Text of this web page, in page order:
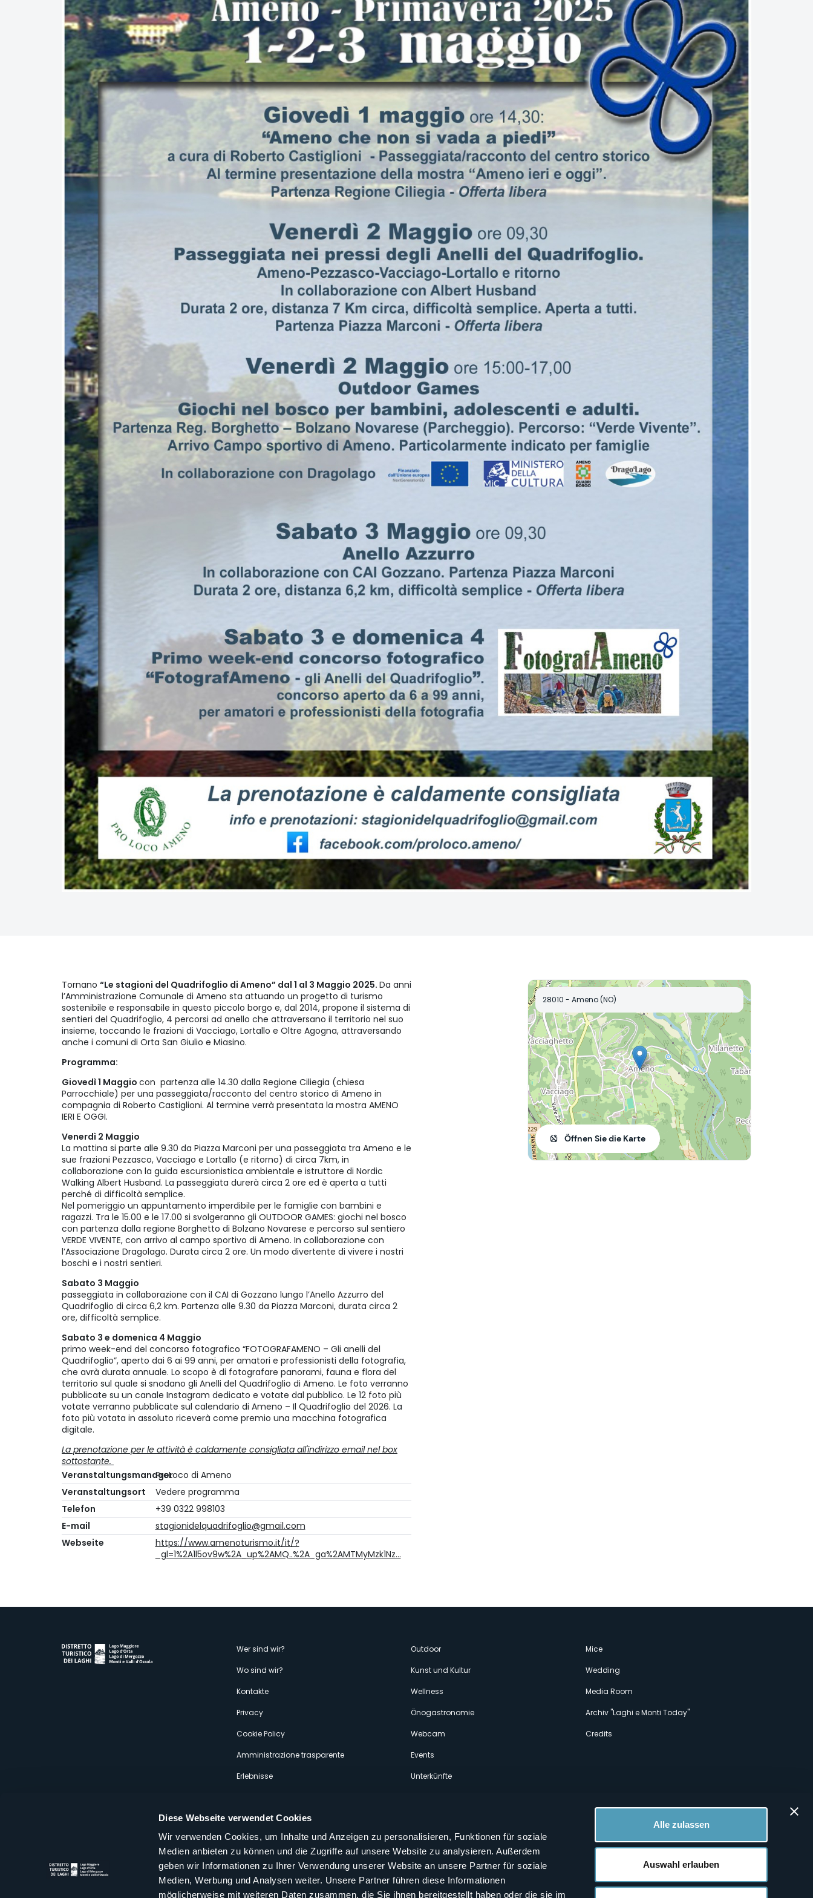
Diese Webseite verwendet Cookies
Wir verwenden Cookies, um Inhalte und Anzeigen zu personalisieren, Funktionen für soziale
Medien anbieten zu können und die Zugriffe auf unsere Website zu analysieren. Außerdem
geben wir Informationen zu Ihrer Verwendung unserer Website an unsere Partner für soziale
Medien, Werbung und Analysen weiter. Unsere Partner führen diese Informationen
möglicherweise mit weiteren Daten zusammen, die Sie ihnen bereitgestellt haben oder die sie im
Alle zulassen
Auswahl erlauben
Tornano “Le stagioni del Quadrifoglio di Ameno” dal 1 al 3 Maggio 2025. Da anni
l’Amministrazione Comunale di Ameno sta attuando un progetto di turismo
sostenibile e responsabile in questo piccolo borgo e, dal 2014, propone il sistema di
sentieri del Quadrifoglio, 4 percorsi ad anello che attraversano il territorio nel suo
insieme, toccando le frazioni di Vacciago, Lortallo e Oltre Agogna, attraversando
anche i comuni di Orta San Giulio e Miasino.
Programma:
Giovedì 1 Maggio con partenza alle 14.30 dalla Regione Ciliegia (chiesa
Parrocchiale) per una passeggiata/racconto del centro storico di Ameno in
compagnia di Roberto Castiglioni. Al termine verrà presentata la mostra AMENO
IERI E OGGI.
Venerdì 2 Maggio
La mattina si parte alle 9.30 da Piazza Marconi per una passeggiata tra Ameno e le
sue frazioni Pezzasco, Vacciago e Lortallo (e ritorno) di circa 7km, in
collaborazione con la guida escursionistica ambientale e istruttore di Nordic
Walking Albert Husband. La passeggiata durerà circa 2 ore ed è aperta a tutti
perché di difficoltà semplice.
Nel pomeriggio un appuntamento imperdibile per le famiglie con bambini e
ragazzi. Tra le 15.00 e le 17.00 si svolgeranno gli OUTDOOR GAMES: giochi nel bosco
con partenza dalla regione Borghetto di Bolzano Novarese e percorso sul sentiero
VERDE VIVENTE, con arrivo al campo sportivo di Ameno. In collaborazione con
l’Associazione Dragolago. Durata circa 2 ore. Un modo divertente di vivere i nostri
boschi e i nostri sentieri.
Sabato 3 Maggio
passeggiata in collaborazione con il CAI di Gozzano lungo l’Anello Azzurro del
Quadrifoglio di circa 6,2 km. Partenza alle 9.30 da Piazza Marconi, durata circa 2
ore, difficoltà semplice.
Sabato 3 e domenica 4 Maggio
primo week-end del concorso fotografico “FOTOGRAFAMENO – Gli anelli del
Quadrifoglio”, aperto dai 6 ai 99 anni, per amatori e professionisti della fotografia,
che avrà durata annuale. Lo scopo è di fotografare panorami, fauna e flora del
territorio sul quale si snodano gli Anelli del Quadrifoglio di Ameno. Le foto verranno
pubblicate su un canale Instagram dedicato e votate dal pubblico. Le 12 foto più
votate verranno pubblicate sul calendario di Ameno – Il Quadrifoglio del 2026. La
foto più votata in assoluto riceverà come premio una macchina fotografica
digitale.
La prenotazione per le attività è caldamente consigliata all'indirizzo email nel box
sottostante.
VeranstaltungsmanagerProLoco di Ameno
Veranstaltungsort
Vedere programma
Telefon
+39 0322 998103
E-mail
stagionidelquadrifoglio@gmail.com
Webseite
https://www.amenoturismo.it/it/?
_gl=1%2A1l5ov9w%2A_up%2AMQ..%2A_ga%2AMTMyMzk1Nz…
28010 - Ameno (NO)
Öffnen Sie die Karte
Menù
secondario
Wer sind wir?
Wo sind wir?
Kontakte
Privacy
Cookie Policy
Amministrazione trasparente
Erlebnisse
Outdoor
Kunst und Kultur
Wellness
Önogastronomie
Webcam
Events
Unterkünfte
Mice
Wedding
Media Room
Archiv "Laghi e Monti Today"
Credits
Distretto Turistico dei Laghi Scrl
Sede legale e operativa: Corso Italia 26 - 28838 Stresa VB - Italy
infoturismo@distrettolaghi.itedistrettolaghi@legalmail.it
Folgen Sie uns auf unseren sozialen Profilen